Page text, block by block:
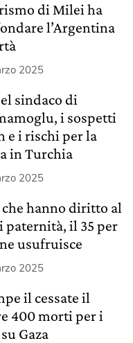
di Milei ha
l’Argentina
2025
sindaco di
i sospetti
e i rischi per la
in Turchia
2025
hanno diritto al
paternità, il 35 per
usufruisce
2025
il cessate il
400 morti per i
Gaza